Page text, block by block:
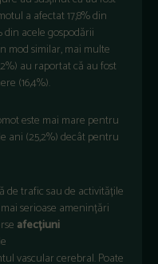
a afectat 17,8% din
din acele gospodării
mod similar, mai multe
au raportat că au fost
(16,4%).
este mai mare pentru
ani (25,2%) decât pentru
de trafic sau de activitățile
serioase amenințări
afecțiuni
vascular cerebral. Poate